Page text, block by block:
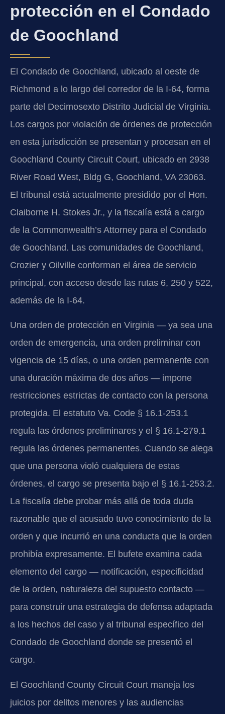
protección en el Condado
de Goochland
El Condado de Goochland, ubicado al oeste de
Richmond a lo largo del corredor de la I-64, forma
parte del Decimosexto Distrito Judicial de Virginia.
Los cargos por violación de órdenes de protección
en esta jurisdicción se presentan y procesan en el
Goochland County Circuit Court, ubicado en 2938
River Road West, Bldg G, Goochland, VA 23063.
El tribunal está actualmente presidido por el Hon.
Claiborne H. Stokes Jr., y la fiscalía está a cargo
de la Commonwealth’s Attorney para el Condado
de Goochland. Las comunidades de Goochland,
Crozier y Oilville conforman el área de servicio
principal, con acceso desde las rutas 6, 250 y 522,
además de la I-64.
Una orden de protección en Virginia — ya sea una
orden de emergencia, una orden preliminar con
vigencia de 15 días, o una orden permanente con
una duración máxima de dos años — impone
restricciones estrictas de contacto con la persona
protegida. El estatuto Va. Code § 16.1-253.1
regula las órdenes preliminares y el § 16.1-279.1
regula las órdenes permanentes. Cuando se alega
que una persona violó cualquiera de estas
órdenes, el cargo se presenta bajo el § 16.1-253.2.
La fiscalía debe probar más allá de toda duda
razonable que el acusado tuvo conocimiento de la
orden y que incurrió en una conducta que la orden
prohibía expresamente. El bufete examina cada
elemento del cargo — notificación, especificidad
de la orden, naturaleza del supuesto contacto —
para construir una estrategia de defensa adaptada
a los hechos del caso y al tribunal específico del
Condado de Goochland donde se presentó el
cargo.
El Goochland County Circuit Court maneja los
juicios por delitos menores y las audiencias